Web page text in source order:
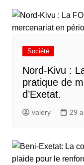
Société
Nord-Kivu :
pratique de
d’Exetat.
valery 29